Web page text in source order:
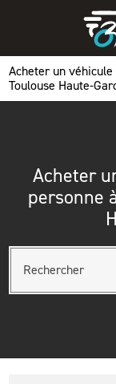
Acheter un
Toulouse Haute-
Acheter
personne
Rechercher
Panneau de gestion